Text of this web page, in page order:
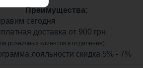
Преимущества:
сегодня
доставка от 900 грн.
розничных клиентов в отделение)
лояльности скидка 5% - 7%